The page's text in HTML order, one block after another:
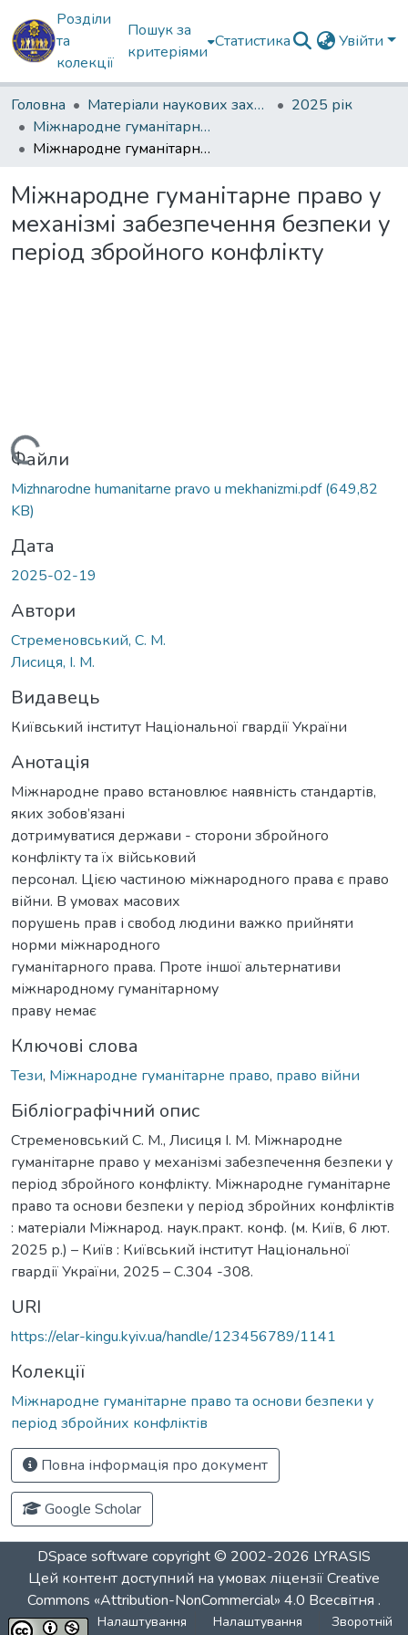
Розділи
та
колекції
Пошук за
критеріями
Статистика Увійти
Головна Матеріали наукових заходів
2025 рік
Міжнародне гуманітарне право та основи безпеки у період збройних конфліктів
Міжнародне гуманітарне право у механізмі забезпечення безпеки у період збройного конфлікту
Міжнародне гуманітарне право у
механізмі забезпечення безпеки у
період збройного конфлікту
Вантажиться...
Файли
Mizhnarodne humanitarne pravo u mekhanizmi.pdf(649,82
KB)
Дата
2025-02-19
Автори
Стременовський, С. М.
Лисиця, І. М.
Видавець
Київський інститут Національної гвардії України
Анотація
Міжнародне право встановлює наявність стандартів,
яких зобов’язані
дотримуватися держави - сторони збройного
конфлікту та їх військовий
персонал. Цією частиною міжнародного права є право
війни. В умовах масових
порушень прав і свобод людини важко прийняти
норми міжнародного
гуманітарного права. Проте іншої альтернативи
міжнародному гуманітарному
праву немає
Ключові слова
Тези, Міжнародне гуманітарне право, право війни
Бібліографічний опис
Стременовський С. М., Лисиця І. М. Міжнародне
гуманітарне право у механізмі забезпечення безпеки у
період збройного конфлікту. Міжнародне гуманітарне
право та основи безпеки у період збройних конфліктів
: матеріали Міжнарод. наук.практ. конф. (м. Київ, 6 лют.
2025 р.) – Київ : Київський інститут Національної
гвардії України, 2025 – С.304 -308.
URI
https://elar-kingu.kyiv.ua/handle/123456789/1141
Колекції
Міжнародне гуманітарне право та основи безпеки у
період збройних конфліктів
Повна інформація про документ
Google Scholar
DSpace software copyright © 2002-2026 LYRASIS
Цей контент доступний на умовах ліцензіїCreative
Commons «Attribution-NonCommercial» 4.0 Всесвітня .
Налаштування
Налаштування
Зворотній